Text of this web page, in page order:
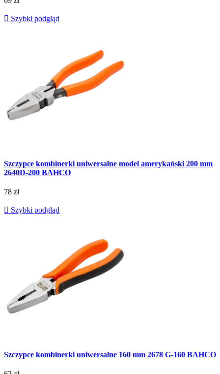
 Szybki podgląd
Szczypce kombinerki uniwersalne model amerykański 200 mm
2640D-200 BAHCO
78 zł
 Szybki podgląd
Szczypce kombinerki uniwersalne 160 mm 2678 G-160 BAHCO